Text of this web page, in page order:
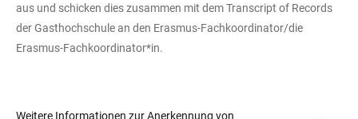
aus und schicken dies zusammen mit dem Transcript of Records
der Gasthochschule an den Erasmus-Fachkoordinator/die
Erasmus-Fachkoordinator*in.
Weitere Informationen zur Anerkennung von